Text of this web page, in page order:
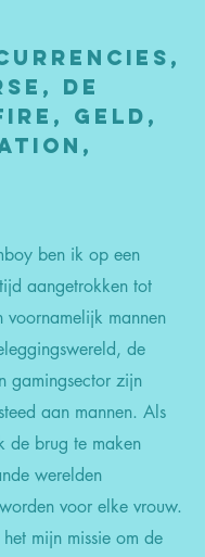
De
geld,
ben ik op een
aangetrokken tot
mannen
de
gamingsector zijn
aan mannen. Als
de brug te maken
werelden
voor elke vrouw.
mijn missie om de